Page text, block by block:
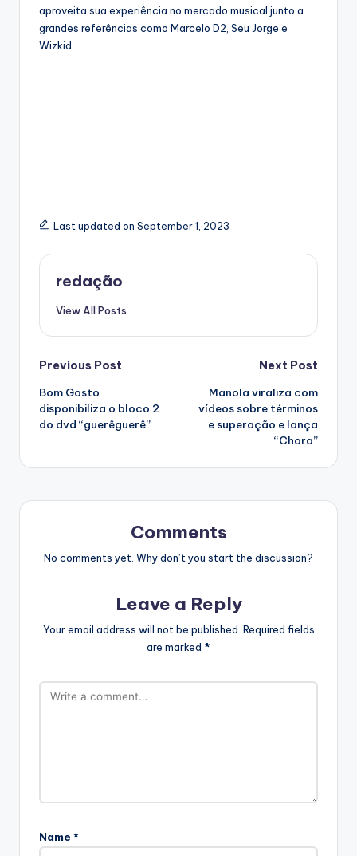
aproveita sua experiência no mercado musical junto a
grandes referências como Marcelo D2, Seu Jorge e
Wizkid.
Last updated on September 1, 2023
redação
View All Posts
Post
navigation
Previous Post
Bom Gosto
disponibiliza o bloco 2
do dvd “guerêguerê”
Next Post
Manola viraliza com
vídeos sobre términos
e superação e lança
“Chora”
Comments
No comments yet. Why don’t you start the discussion?
Leave a Reply
Your email address will not be published. Required fields
are marked *
Name *